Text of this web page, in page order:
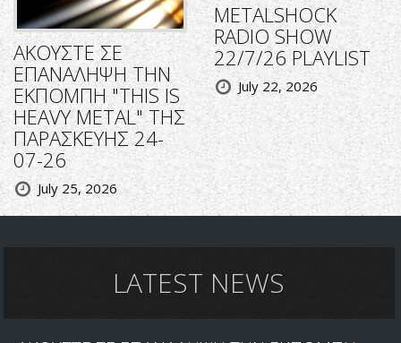
ΑΚΟΥΣΤΕ ΣΕ
ΕΠΑΝΑΛΗΨΗ ΤΗΝ
ΕΚΠΟΜΠΗ "THIS IS
HEAVY METAL" ΤΗΣ
ΠΑΡΑΣΚΕΥΗΣ 24-
07-26
July 25, 2026
METALSHOCK
RADIO SHOW
22/7/26 PLAYLIST
July 22, 2026
LATEST NEWS